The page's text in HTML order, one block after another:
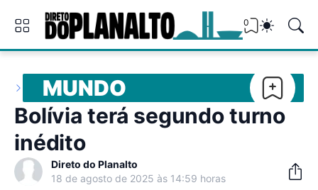
0
MUNDO
Bolívia terá segundo turno
inédito
Direto do Planalto
18 de agosto de 2025 às 14:59 horas